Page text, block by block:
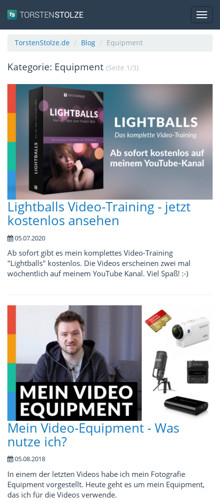
TorstenStolze.de Blog Equipment
Kategorie: Equipment (Seite 1/3)
Lightballs Video-Training - jetzt
kostenlos ansehen
05.07.2020
Ab sofort gibt es mein komplettes Video-Training
"Lightballs" kostenlos. Die Videos erscheinen zwei mal
wöchentlich auf meinem YouTube Kanal. Viel Spaß! :-)
Mein Video-Equipment - Was
nutze ich?
05.08.2018
In einem der letzten Videos habe ich mein Fotografie
Equipment vorgestellt. Heute geht es um mein Equipment,
das ich für die Videos verwende.